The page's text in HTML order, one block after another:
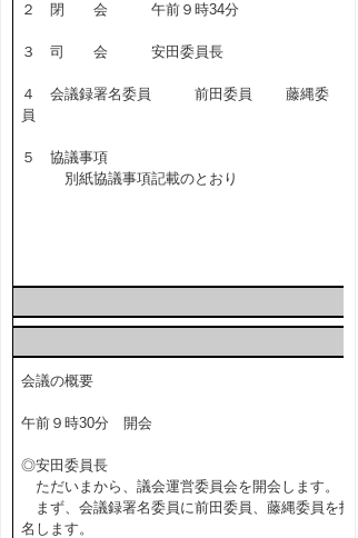
２ 閉 会 午前９時34分
３ 司 会 安田委員長
４ 会議録署名委員 前田委員 藤縄委
員
５ 協議事項
別紙協議事項記載のとおり
会議の概要
午前９時30分 開会
◎安田委員長
ただいまから、議会運営委員会を開会します。
まず、会議録署名委員に前田委員、藤縄委員を指
名します。